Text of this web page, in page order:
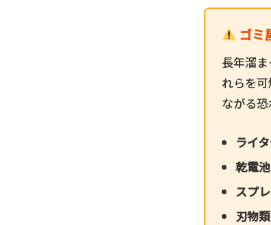
ゴミ
長年溜
れらを可
ながる恐
ライ
乾電
スプ
刃物類